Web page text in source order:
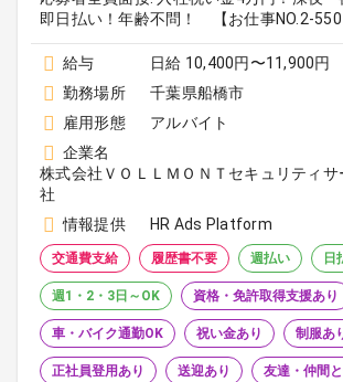
即日払い！年齢不問！ 【お仕事NO.2-550
給与
日給 10,400円〜11,900円
勤務場所
千葉県船橋市
雇用形態
アルバイト
企業名
株式会社ＶＯＬＬＭＯＮＴセキュリティサ
社
情報提供
HR Ads Platform
交通費支給 履歴書不要 週払い 日
週1・2・3日～OK 資格・免許取得支援あり
車・バイク通勤OK 祝い金あり 制服あ
正社員登用あり 送迎あり 友達・仲間